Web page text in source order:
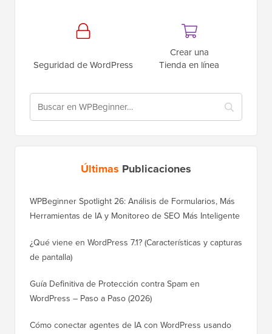
Seguridad de WordPress
Crear una
Tienda en línea
Últimas Publicaciones
WPBeginner Spotlight 26: Análisis de Formularios, Más
Herramientas de IA y Monitoreo de SEO Más Inteligente
¿Qué viene en WordPress 7.1? (Características y capturas
de pantalla)
Guía Definitiva de Protección contra Spam en
WordPress – Paso a Paso (2026)
Cómo conectar agentes de IA con WordPress usando